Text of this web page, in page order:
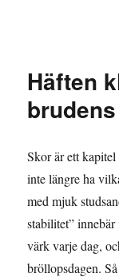
Häften
Skor är ett
inte längre ha
med mjuk
stabilitet” innebär
värk varje dag,
bröllopsdagen.